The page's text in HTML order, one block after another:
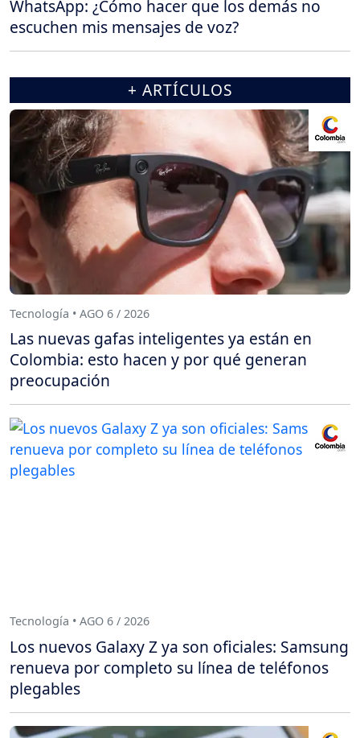
WhatsApp: ¿Cómo hacer que los demás no
escuchen mis mensajes de voz?
+ ARTÍCULOS
Tecnología • AGO 6 / 2026
Las nuevas gafas inteligentes ya están en
Colombia: esto hacen y por qué generan
preocupación
Tecnología • AGO 6 / 2026
Los nuevos Galaxy Z ya son oficiales: Samsung
renueva por completo su línea de teléfonos
plegables